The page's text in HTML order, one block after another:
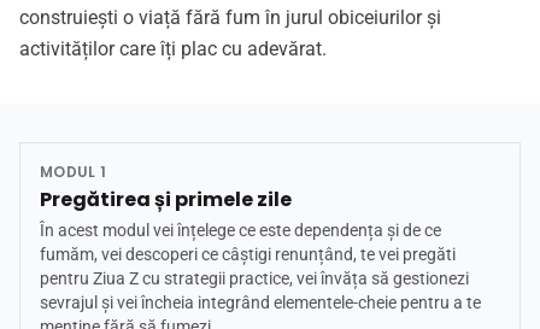
construiești o viață fără fum în jurul obiceiurilor și
activităților care îți plac cu adevărat.
MODUL 1
Pregătirea și primele zile
În acest modul vei înțelege ce este dependența și de ce
fumăm, vei descoperi ce câștigi renunțând, te vei pregăti
pentru Ziua Z cu strategii practice, vei învăța să gestionezi
sevrajul și vei încheia integrând elementele-cheie pentru a te